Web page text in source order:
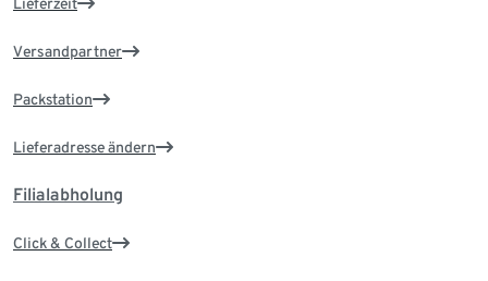
Lieferzeit
Versandpartner
Packstation
Lieferadresse ändern
Filialabholung
Click & Collect